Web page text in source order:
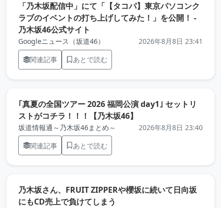
「乃木坂配信中」にて「【タコパ】東京パソコンク
ラブのイベントの打ち上げしてみた！」を公開！ -
乃木坂46公式サイト
Googleニュース（坂道46）
2026年8月8日 23:41
関連記事
あとで読む
｢真夏の全国ツアー 2026 福岡公演 day1｣ セットリ
ストがコチラ！！！【乃木坂46】
坂道情報通～乃木坂46まとめ～
2026年8月8日 23:40
関連記事
あとで読む
乃木坂さん、FRUIT ZIPPERや櫻坂に続いて日向坂
にもCD売上で負けてしまう